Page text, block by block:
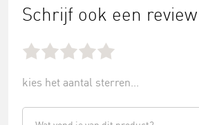
Schrijf ook een review
kies het aantal sterren...